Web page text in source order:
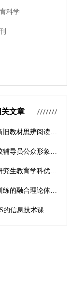
科学
关文章
旧教材思辨阅读任
辅导员公众形象塑
究生教育学科优化
练的融合理论体系
的信息技术课堂